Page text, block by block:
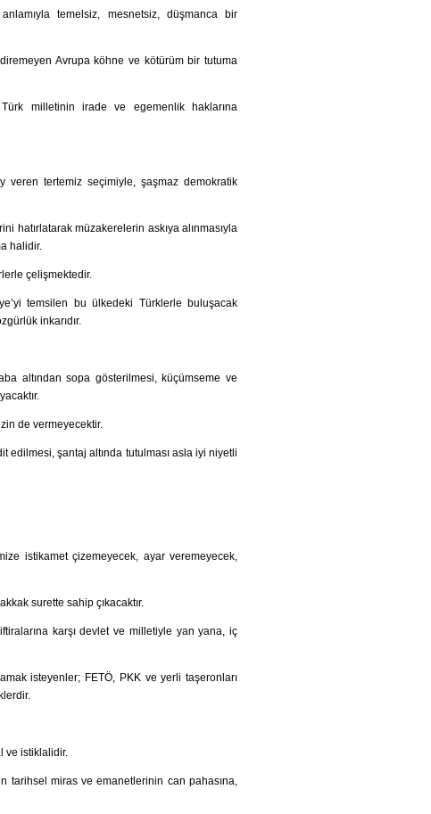
temelsiz, mesnetsiz, düşmanca bir
Avrupa köhne ve kötürüm bir tutuma
milletinin irade ve egemenlik haklarına
veren tertemiz seçimiyle, şaşmaz demokratik
hatırlatarak müzakerelerin askıya alınmasıyla
halidir.
çelişmektedir.
temsilen bu ülkedeki Türklerle buluşacak
inkarıdır.
altından sopa gösterilmesi, küçümseme ve
de vermeyecektir.
edilmesi, şantaj altında tutulması asla iyi niyetli
istikamet çizemeyecek, ayar veremeyecek,
surette sahip çıkacaktır.
karşı devlet ve milletiyle yan yana, iç
isteyenler; FETÖ, PKK ve yerli taşeronları
ve istiklalidir.
tarihsel miras ve emanetlerinin can pahasına,